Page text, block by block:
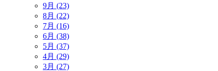
9月 (23)
8月 (22)
7月 (16)
6月 (38)
5月 (37)
4月 (29)
3月 (27)